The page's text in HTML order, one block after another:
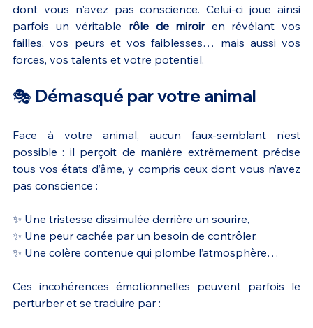
dont vous n'avez pas conscience. Celui-ci joue ainsi
parfois un véritable rôle de miroir en révélant vos
failles, vos peurs et vos faiblesses… mais aussi vos
forces, vos talents et votre potentiel.
🎭 Démasqué par votre animal
Face à votre animal, aucun faux-semblant n’est
possible : il perçoit de manière extrêmement précise
tous vos états d’âme, y compris ceux dont vous n’avez
pas conscience :
✨ Une tristesse dissimulée derrière un sourire,
✨ Une peur cachée par un besoin de contrôler,
✨ Une colère contenue qui plombe l’atmosphère…
Ces incohérences émotionnelles peuvent parfois le
perturber et se traduire par :